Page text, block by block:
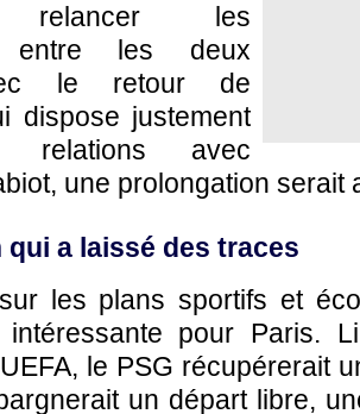
relancer les
entre les deux
le retour de
dispose justement
relations avec
une prolongation serait
a laissé des traces
les plans sportifs et
intéressante pour Paris.
le PSG récupérerait
un départ libre,